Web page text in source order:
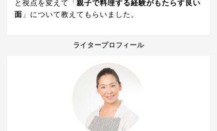
と視点を変えて「 親子で料理する経験がもたらす良い
面 」について教えてもらいました。
ライタープロフィール